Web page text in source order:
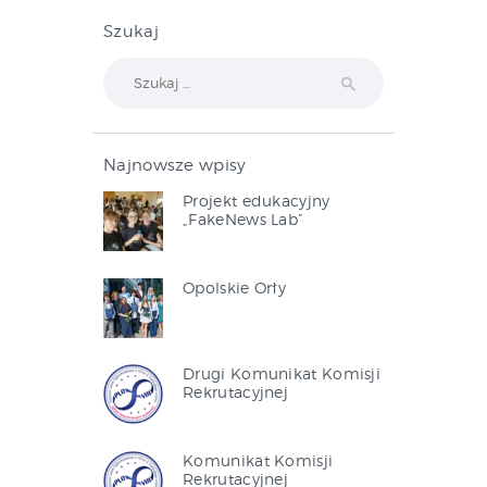
Szukaj
Najnowsze wpisy
Projekt edukacyjny
„FakeNews Lab”
Opolskie Orły
Drugi Komunikat Komisji
Rekrutacyjnej
Komunikat Komisji
Rekrutacyjnej